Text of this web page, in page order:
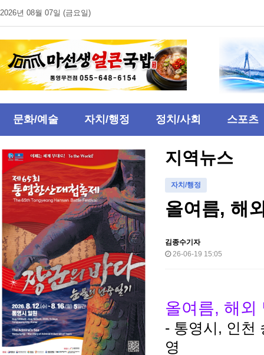
2026년 08월 07일 (금요일)
문화/예술 자치/행정 정치/사회 스포츠
지역뉴스
자치/행정
올여름, 해
김종수기자
26-06-19 15:05
올여름, 해외
- 통영시, 인천
영